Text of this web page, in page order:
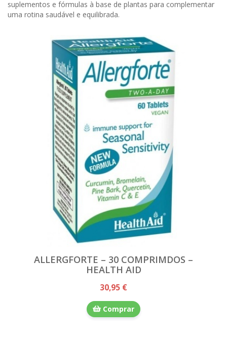
suplementos e fórmulas à base de plantas para complementar
uma rotina saudável e equilibrada.
ALLERGFORTE – 30 COMPRIMDOS –
HEALTH AID
30,95 €
Comprar